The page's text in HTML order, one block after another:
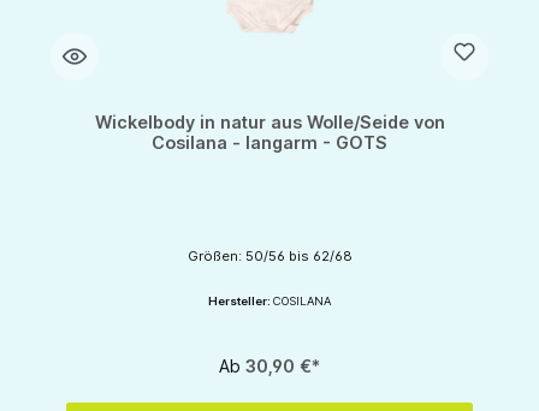
Wickelbody in natur aus Wolle/Seide von
Cosilana - langarm - GOTS
Größen: 50/56 bis 62/68
Hersteller: COSILANA
Ab 30,90 €*